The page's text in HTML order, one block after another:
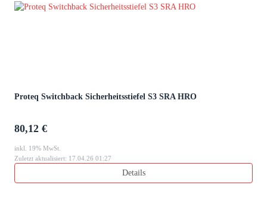
Proteq Switchback Sicherheitsstiefel S3 SRA HRO
80,12 €
inkl. 19% MwSt.
Zuletzt aktualisiert: 17.04.26 01:27
Details